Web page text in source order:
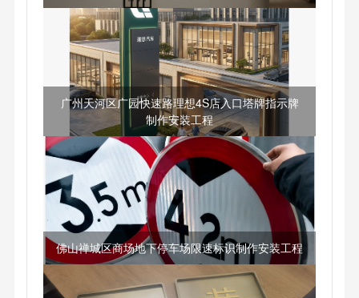
广州天河区广园快速路理想4S店入口塔牌指示牌
制作安装工程
佛山禅城区商场地下停车场限速标识制作安装工程